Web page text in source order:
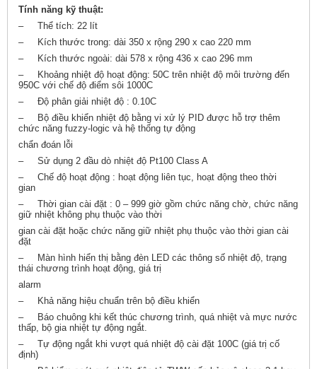
Tính năng kỹ thuật:
– Thể tích: 22 lít
– Kích thước trong: dài 350 x rộng 290 x cao 220 mm
– Kích thước ngoài: dài 578 x rộng 436 x cao 296 mm
– Khoảng nhiệt độ hoạt động: 50C trên nhiệt độ môi trường đến
950C với chế độ điểm sôi 1000C
– Độ phân giải nhiệt độ : 0.10C
– Bộ điều khiển nhiệt độ bằng vi xử lý PID được hỗ trợ thêm
chức năng fuzzy-logic và hệ thống tự động
chẩn đoán lỗi
– Sử dụng 2 đầu dò nhiệt độ Pt100 Class A
– Chế độ hoạt động : hoạt động liên tục, hoạt động theo thời
gian
– Thời gian cài đặt : 0 – 999 giờ gồm chức năng chờ, chức năng
giữ nhiệt không phụ thuộc vào thời
gian cài đặt hoặc chức năng giữ nhiệt phụ thuộc vào thời gian cài
đặt
– Màn hình hiển thị bằng đèn LED các thông số nhiệt độ, trạng
thái chương trình hoạt động, giá trị
alarm
– Khả năng hiệu chuẩn trên bộ điều khiển
– Báo chuông khi kết thúc chương trình, quá nhiệt và mực nước
thấp, bộ gia nhiệt tự động ngắt.
– Tự động ngắt khi vượt quá nhiệt độ cài đặt 100C (giá trị cố
định)